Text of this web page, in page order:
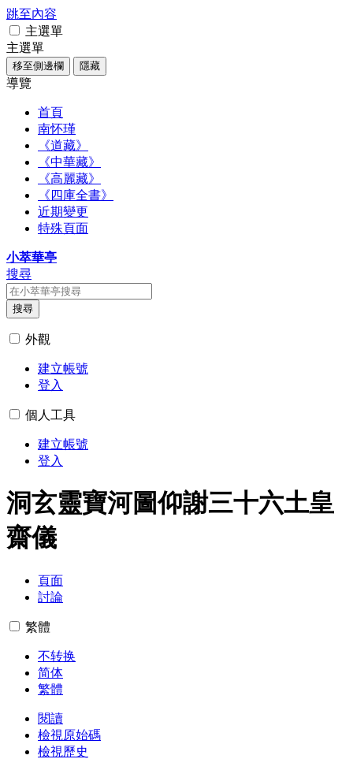
跳至內容
主選單
主選單
移至側邊欄 隱藏
導覽
首頁
南怀瑾
《道藏》
《中華藏》
《高麗藏》
《四庫全書》
近期變更
特殊頁面
小萃華亭
搜尋
搜尋
外觀
建立帳號
登入
個人工具
建立帳號
登入
洞玄靈寶河圖仰謝三十六土皇
齋儀
頁面
討論
繁體
不转换
简体
繁體
閱讀
檢視原始碼
檢視歷史